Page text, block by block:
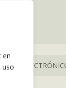
en
uso